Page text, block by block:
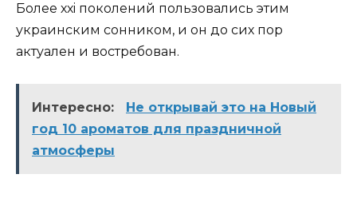
Более ххi поколений пользовались этим
украинским сонником, и он до сих пор
актуален и востребован.
Интересно:
Не открывай это на Новый
год 10 ароматов для праздничной
атмосферы